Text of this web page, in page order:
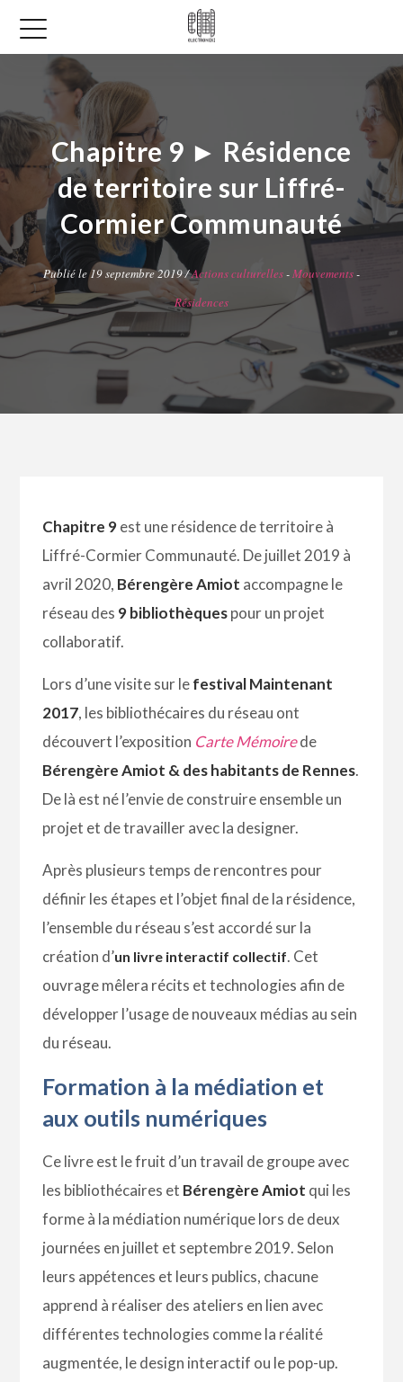
Chapitre 9 ► Résidence
de territoire sur Liffré-
Cormier Communauté
Publié le 19 septembre 2019 /Actions culturelles-Mouvements-
Résidences
Chapitre 9est une résidence de territoire à
Liffré-Cormier Communauté. De juillet 2019 à
avril 2020, Bérengère Amiot accompagne le
réseau des 9 bibliothèquespour un projet
collaboratif.
Lors d’une visite sur lefestival Maintenant
2017, les bibliothécaires du réseau ont
découvert l’exposition Carte Mémoirede
Bérengère Amiot & des habitants de Rennes.
De là est né l’envie de construire ensemble un
projet et de travailler avec la designer.
Après plusieurs temps de rencontres pour
définir les étapes et l’objet final de la résidence,
l’ensemble du réseau s’est accordé sur la
création d’un livre interactif collectif. Cet
ouvrage mêlera récits et technologies afin de
développer l’usage de nouveaux médias au sein
du réseau.
Formation à la médiation et
aux outils numériques
Ce livre est le fruit d’un travail de groupe avec
les bibliothécaires et Bérengère Amiot qui les
forme à la médiation numérique lors de deux
journées en juillet et septembre 2019. Selon
leurs appétences et leurs publics, chacune
apprend à réaliser des ateliers en lien avec
différentes technologies comme la réalité
augmentée, le design interactif ou le pop-up.